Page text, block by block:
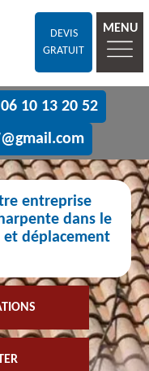
DEVIS
GRATUIT
MENU
06 10 13 20 52
entreprise
dans le
et déplacement